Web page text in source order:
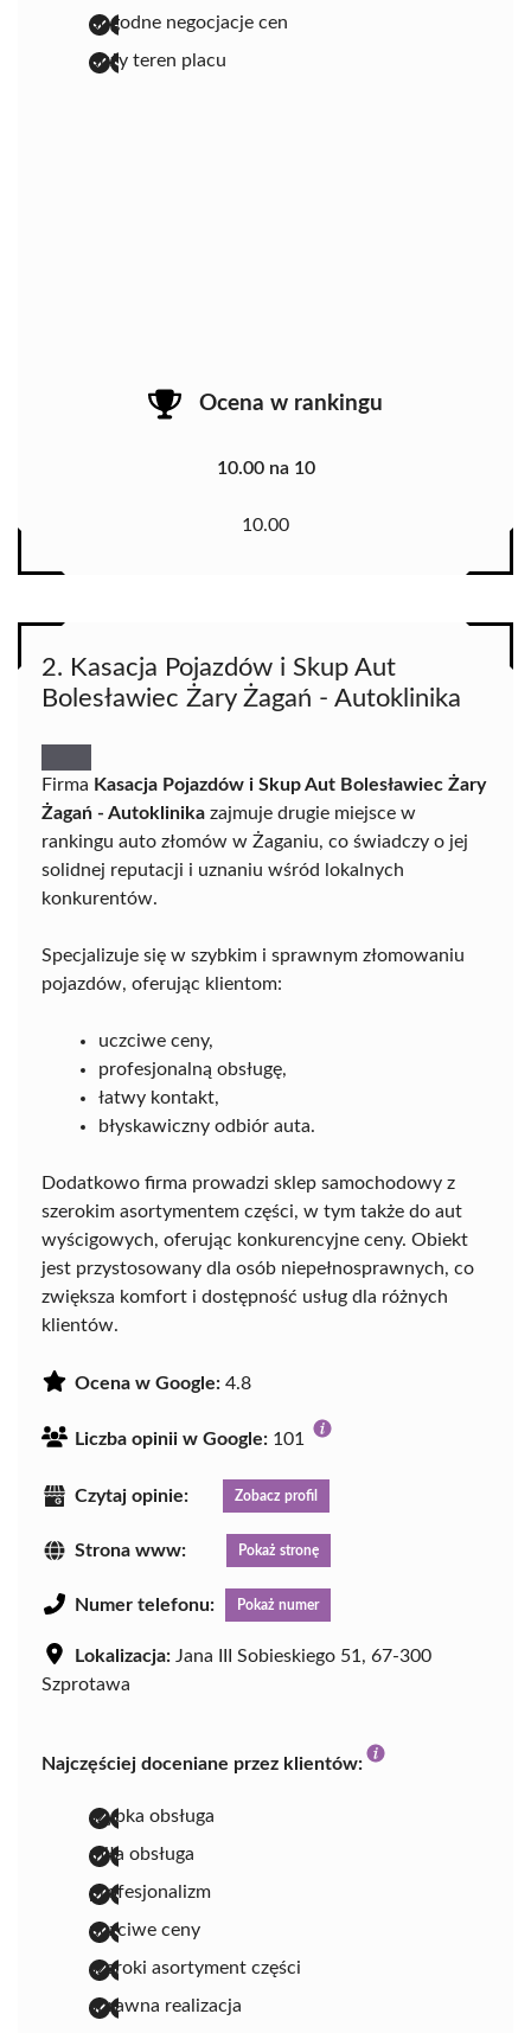
dogodne negocjacje cen
duży teren placu
Ocena w rankingu
10.00 na 10
10.00
2. Kasacja Pojazdów i Skup Aut
Bolesławiec Żary Żagań - Autoklinika
Firma Kasacja Pojazdów i Skup Aut Bolesławiec Żary
Żagań - Autoklinika zajmuje drugie miejsce w
rankingu auto złomów w Żaganiu, co świadczy o jej
solidnej reputacji i uznaniu wśród lokalnych
konkurentów.
Specjalizuje się w szybkim i sprawnym złomowaniu
pojazdów, oferując klientom:
uczciwe ceny,
profesjonalną obsługę,
łatwy kontakt,
błyskawiczny odbiór auta.
Dodatkowo firma prowadzi sklep samochodowy z
szerokim asortymentem części, w tym także do aut
wyścigowych, oferując konkurencyjne ceny. Obiekt
jest przystosowany dla osób niepełnosprawnych, co
zwiększa komfort i dostępność usług dla różnych
klientów.
Ocena w Google: 4.8
Liczba opinii w Google: 101
Czytaj opinie: Zobacz profil
Strona www: Pokaż stronę
Numer telefonu: Pokaż numer
Lokalizacja: Jana III Sobieskiego 51, 67-300
Szprotawa
Najczęściej doceniane przez klientów:
szybka obsługa
miła obsługa
profesjonalizm
uczciwe ceny
szeroki asortyment części
sprawna realizacja